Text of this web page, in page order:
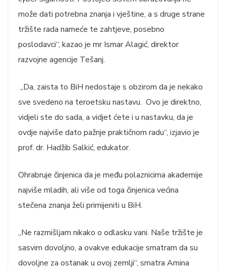
može dati potrebna znanja i vještine, a s druge strane
tržište rada nameće te zahtjeve, posebno
poslodavci“, kazao je mr Ismar Alagić, direktor
razvojne agencije Tešanj.
„Da, zaista to BiH nedostaje s obzirom da je nekako
sve svedeno na teroetsku nastavu. Ovo je direktno,
vidjeli ste do sada, a vidjet ćete i u nastavku, da je
ovdje najviše dato pažnje praktičnom radu“, izjavio je
prof. dr. Hadžib Salkić, edukator.
Ohrabruje činjenica da je među polaznicima akademije
najviše mladih, ali više od toga činjenica većina
stečena znanja želi primijeniti u BiH.
„Ne razmišljam nikako o odlasku vani. Naše tržište je
sasvim dovoljno, a ovakve edukacije smatram da su
dovoljne za ostanak u ovoj zemlji“, smatra Amina